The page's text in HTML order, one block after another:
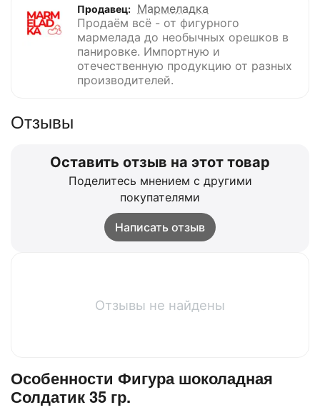
Продавец: Мармеладка
Продаём всё - от фигурного
мармелада до необычных орешков в
панировке. Импортную и
отечественную продукцию от разных
производителей.
Отзывы
Оставить отзыв на этот товар
Поделитесь мнением с другими
покупателями
Написать отзыв
Отзывы не найдены
Особенности Фигура шоколадная
Солдатик 35 гр.